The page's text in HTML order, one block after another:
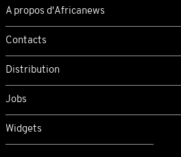
A propos d'Africanews
Contacts
Distribution
Jobs
Widgets